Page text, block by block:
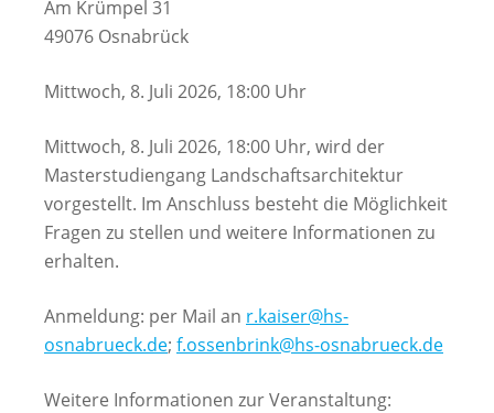
Am Krümpel 31
49076 Osnabrück
Mittwoch, 8. Juli 2026, 18:00 Uhr
Mittwoch, 8. Juli 2026, 18:00 Uhr, wird der
Masterstudiengang Landschaftsarchitektur
vorgestellt. Im Anschluss besteht die Möglichkeit
Fragen zu stellen und weitere Informationen zu
erhalten.
Anmeldung: per Mail an r.kaiser@hs-
osnabrueck.de; f.ossenbrink@hs-osnabrueck.de
Weitere Informationen zur Veranstaltung: